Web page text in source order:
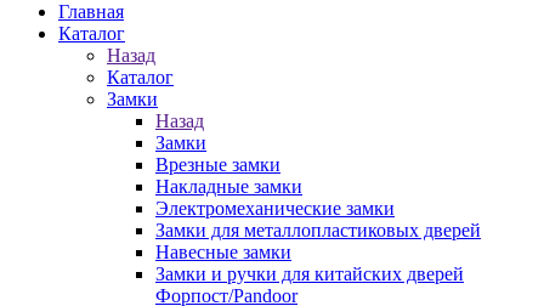
Главная
Каталог
Назад
Каталог
Замки
Назад
Замки
Врезные замки
Накладные замки
Электромеханические замки
Замки для металлопластиковых дверей
Навесные замки
Замки и ручки для китайских дверей
Форпост/Раndoor